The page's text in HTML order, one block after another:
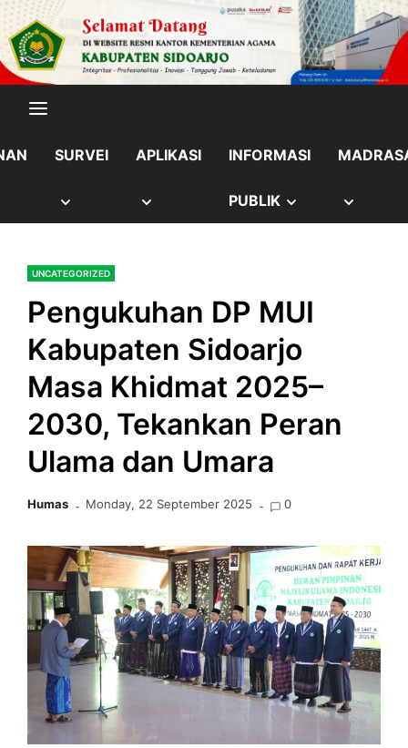
content
Skip
to
content
SURVEI APLIKASI INFORMASI
PUBLIK SHOW
UNCATEGORIZED
Pengukuhan DP MUI
Kabupaten Sidoarjo
Masa Khidmat 2025–
2030, Tekankan Peran
Ulama dan Umara
Humas Monday, 22 September 2025 0